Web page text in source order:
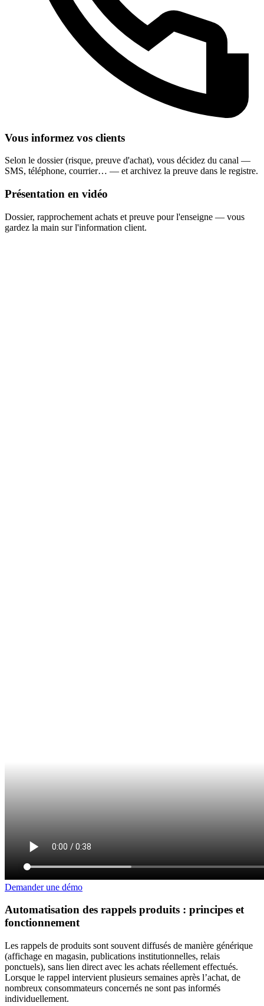
Vous informez vos clients
Selon le dossier (risque, preuve d'achat), vous décidez du canal —
SMS, téléphone, courrier… — et archivez la preuve dans le registre.
Présentation en vidéo
Dossier, rapprochement achats et preuve pour l'enseigne — vous
gardez la main sur l'information client.
Demander une démo
Automatisation des rappels produits : principes et
fonctionnement
Les rappels de produits sont souvent diffusés de manière générique
(affichage en magasin, publications institutionnelles, relais
ponctuels), sans lien direct avec les achats réellement effectués.
Lorsque le rappel intervient plusieurs semaines après l’achat, de
nombreux consommateurs concernés ne sont pas informés
individuellement.